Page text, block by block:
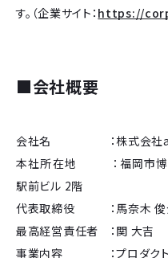
す。（企業サイト： https://
■会社概要
会社名 ：株式会社
本社所在地 ：福岡市博
駅前ビル 2階
代表取締役 ：馬奈木 俊
最高経営責任者 ：関 大吉
事業内容 ：プロダクト/